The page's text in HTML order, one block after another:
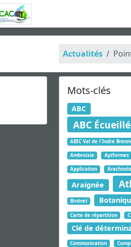
Actualités
Mots-clés
ABC
ABC
ABIC Val de l'Indre
Ambroisie Apiformes
Application
Araignée
Birdnet
Carte de répartition
Clé de
Communication